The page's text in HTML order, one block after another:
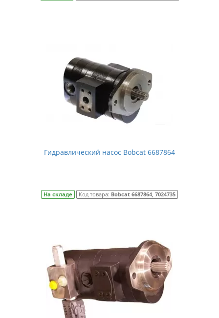
Гидравлический насос Bobcat 6687864
На складе Код товара: Bobcat 6687864, 7024735